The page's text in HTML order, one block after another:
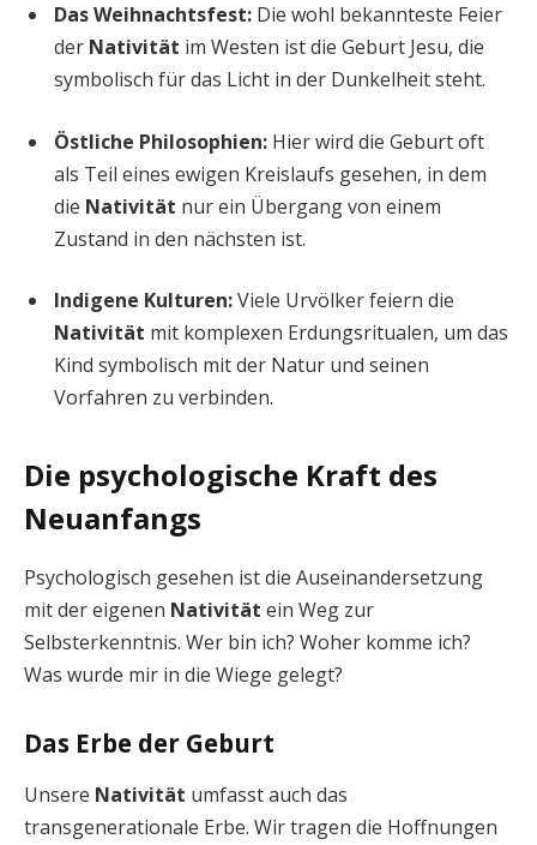
Das Weihnachtsfest: Die wohl bekannteste Feier
der Nativität im Westen ist die Geburt Jesu, die
symbolisch für das Licht in der Dunkelheit steht.
Östliche Philosophien: Hier wird die Geburt oft
als Teil eines ewigen Kreislaufs gesehen, in dem
die Nativität nur ein Übergang von einem
Zustand in den nächsten ist.
Indigene Kulturen:Viele Urvölker feiern die
Nativität mit komplexen Erdungsritualen, um das
Kind symbolisch mit der Natur und seinen
Vorfahren zu verbinden.
Die psychologische Kraft des
Neuanfangs
Psychologisch gesehen ist die Auseinandersetzung
mit der eigenen Nativität ein Weg zur
Selbsterkenntnis. Wer bin ich? Woher komme ich?
Was wurde mir in die Wiege gelegt?
Das Erbe der Geburt
Unsere Nativität umfasst auch das
transgenerationale Erbe. Wir tragen die Hoffnungen